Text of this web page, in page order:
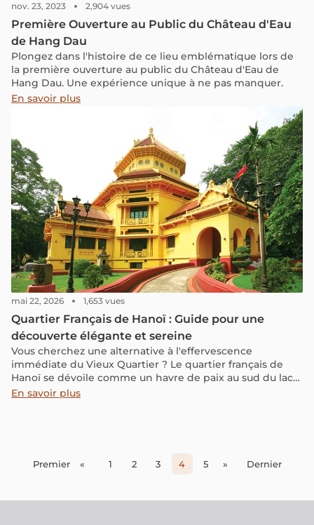
nov. 23, 2023 2,904 vues
Première Ouverture au Public du Château d'Eau
de Hang Dau
Plongez dans l'histoire de ce lieu emblématique lors de
la première ouverture au public du Château d'Eau de
Hang Dau. Une expérience unique à ne pas manquer.
En savoir plus
mai 22, 2026 1,653 vues
Quartier Français de Hanoï : Guide pour une
découverte élégante et sereine
Vous cherchez une alternative à l'effervescence
immédiate du Vieux Quartier ? Le quartier français de
Hanoï se dévoile comme un havre de paix au sud du lac
Hoan Kiem.
En savoir plus
Premier « 1 2 3 4 5 » Dernier